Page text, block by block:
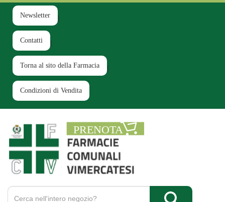
Passa
contenuto
principale
Newsletter
Contatti
Torna al sito della Farmacia
Condizioni di Vendita
Farmacia
Comunale
Cerca